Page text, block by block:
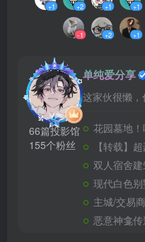
+1 +2 +1 +1
-1 +2 +1
66篇投影馆
155个粉丝
单纯爱分享
这家伙很懒
花园墓地！
【转载】
双人宿舍
现代白色
主城/交易
恶意神龛